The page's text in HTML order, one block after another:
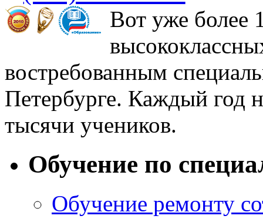
Вот уже более
востребованным
Петербурге. Каждый год
тысячи учеников.
Обучение по
Обучение ремонту